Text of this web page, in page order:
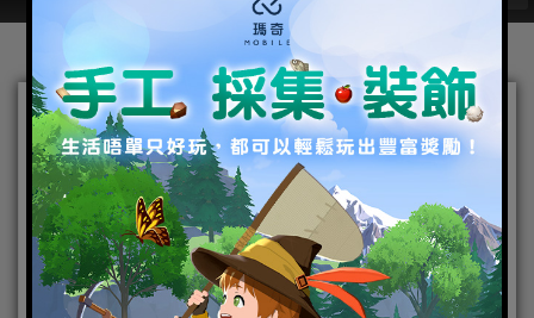
《海島紀元》推出全新月度
限定活動「料理大會」
2019-07-26|Android, IOS, 手機遊戲 焦點新聞 海島紀元